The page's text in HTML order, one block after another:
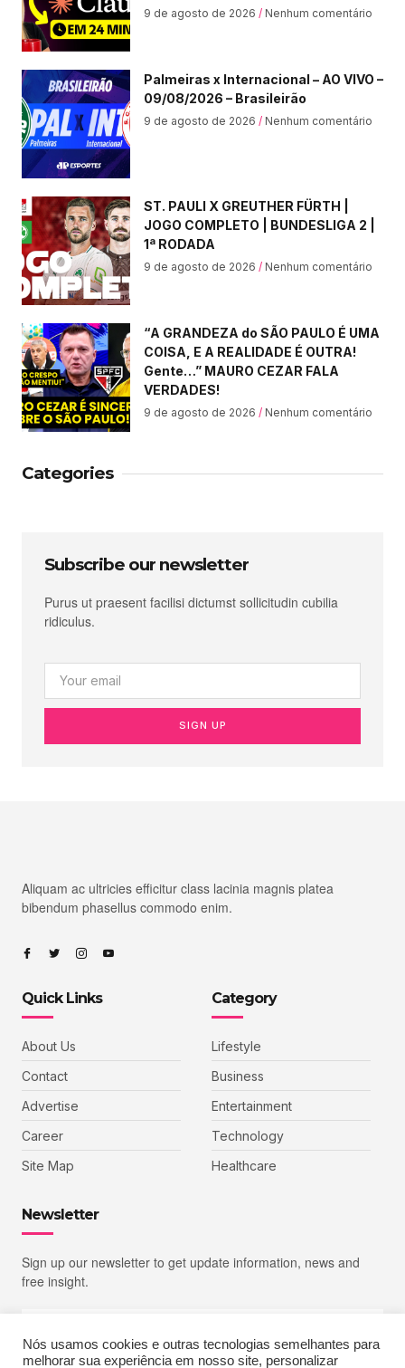
9 de agosto de 2026 Nenhum comentário
Palmeiras x Internacional – AO VIVO –
09/08/2026 – Brasileirão
9 de agosto de 2026 Nenhum comentário
ST. PAULI X GREUTHER FÜRTH |
JOGO COMPLETO | BUNDESLIGA 2 |
1ª RODADA
9 de agosto de 2026 Nenhum comentário
“A GRANDEZA do SÃO PAULO É UMA
COISA, E A REALIDADE É OUTRA!
Gente…” MAURO CEZAR FALA
VERDADES!
9 de agosto de 2026 Nenhum comentário
Categories
Subscribe our newsletter
Purus ut praesent facilisi dictumst sollicitudin cubilia
ridiculus.
SIGN UP
Aliquam ac ultricies efficitur class lacinia magnis platea
bibendum phasellus commodo enim.
Quick Links
About Us
Contact
Advertise
Career
Site Map
Category
Lifestyle
Business
Entertainment
Technology
Healthcare
Newsletter
Sign up our newsletter to get update information, news and
free insight.
Nós usamos cookies e outras tecnologias semelhantes para
melhorar sua experiência em nosso site, personalizar